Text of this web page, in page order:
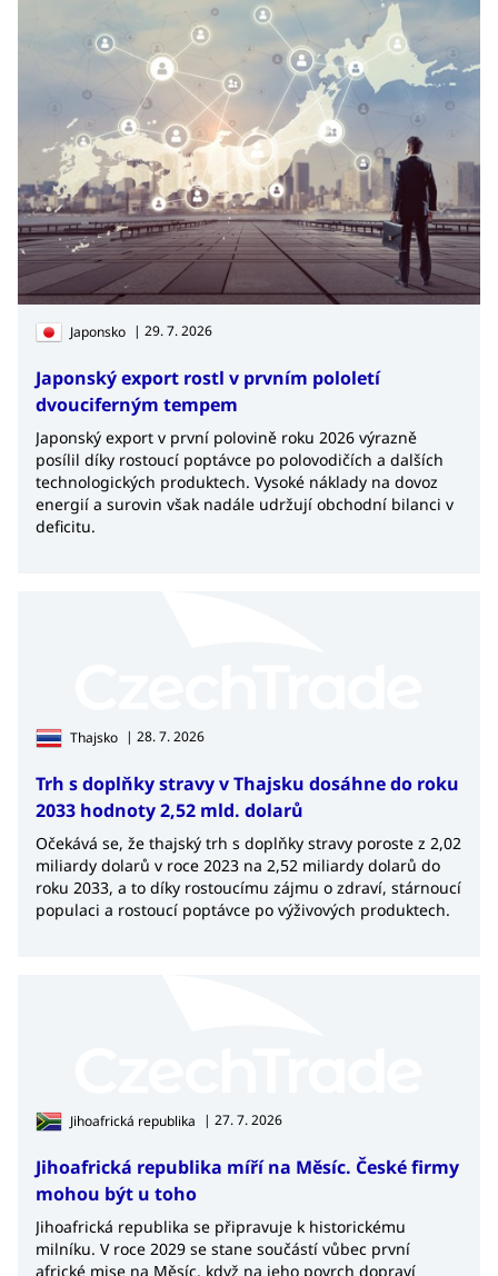
Japonsko | 29. 7. 2026
Japonský export rostl v prvním pololetí
dvouciferným tempem
Japonský export v první polovině roku 2026 výrazně
posílil díky rostoucí poptávce po polovodičích a dalších
technologických produktech. Vysoké náklady na dovoz
energií a surovin však nadále udržují obchodní bilanci v
deficitu.
Thajsko | 28. 7. 2026
Trh s doplňky stravy v Thajsku dosáhne do roku
2033 hodnoty 2,52 mld. dolarů
Očekává se, že thajský trh s doplňky stravy poroste z 2,02
miliardy dolarů v roce 2023 na 2,52 miliardy dolarů do
roku 2033, a to díky rostoucímu zájmu o zdraví, stárnoucí
populaci a rostoucí poptávce po výživových produktech.
Jihoafrická republika | 27. 7. 2026
Jihoafrická republika míří na Měsíc. České firmy
mohou být u toho
Jihoafrická republika se připravuje k historickému
milníku. V roce 2029 se stane součástí vůbec první
africké mise na Měsíc, když na jeho povrch dopraví